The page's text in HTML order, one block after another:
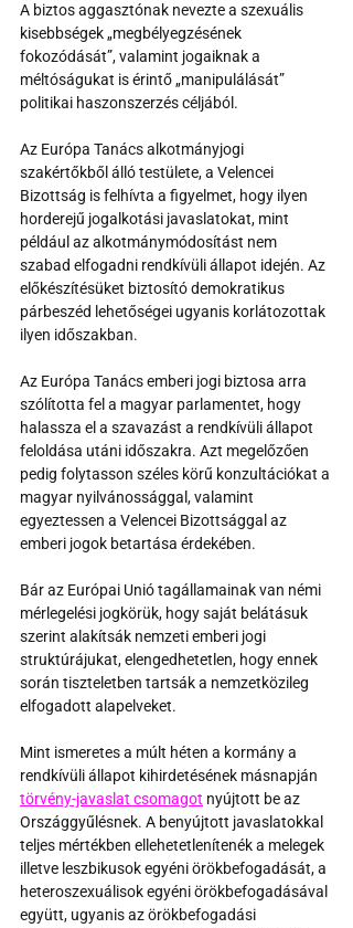
A biztos aggasztónak nevezte a szexuális
kisebbségek „megbélyegzésének
fokozódását”, valamint jogaiknak a
méltóságukat is érintő „manipulálását”
politikai haszonszerzés céljából.
Az Európa Tanács alkotmányjogi
szakértőkből álló testülete, a Velencei
Bizottság is felhívta a figyelmet, hogy ilyen
horderejű jogalkotási javaslatokat, mint
például az alkotmánymódosítást nem
szabad elfogadni rendkívüli állapot idején. Az
előkészítésüket biztosító demokratikus
párbeszéd lehetőségei ugyanis korlátozottak
ilyen időszakban.
Az Európa Tanács emberi jogi biztosa arra
szólította fel a magyar parlamentet, hogy
halassza el a szavazást a rendkívüli állapot
feloldása utáni időszakra. Azt megelőzően
pedig folytasson széles körű konzultációkat a
magyar nyilvánossággal, valamint
egyeztessen a Velencei Bizottsággal az
emberi jogok betartása érdekében.
Bár az Európai Unió tagállamainak van némi
mérlegelési jogkörük, hogy saját belátásuk
szerint alakítsák nemzeti emberi jogi
struktúrájukat, elengedhetetlen, hogy ennek
során tiszteletben tartsák a nemzetközileg
elfogadott alapelveket.
Mint ismeretes a múlt héten a kormány a
rendkívüli állapot kihirdetésének másnapján
törvény-javaslat csomagot nyújtott be az
Országgyűlésnek. A benyújtott javaslatokkal
teljes mértékben ellehetetlenítenék a melegek
illetve leszbikusok egyéni örökbefogadását, a
heteroszexuálisok egyéni örökbefogadásával
együtt, ugyanis az örökbefogadási